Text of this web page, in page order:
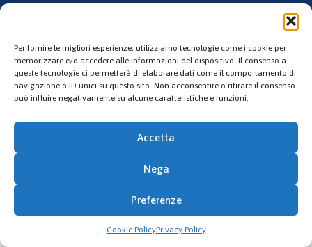
Per fornire le migliori esperienze, utilizziamo tecnologie come i cookie per
memorizzare e/o accedere alle informazioni del dispositivo. Il consenso a
queste tecnologie ci permetterà di elaborare dati come il comportamento di
navigazione o ID unici su questo sito. Non acconsentire o ritirare il consenso
può influire negativamente su alcune caratteristiche e funzioni.
Accetta
Nega
Preferenze
Cookie PolicyPrivacy Policy
© 2023 L'Aquila Gel. All Rights Reserved. P.IVA: 02135130660